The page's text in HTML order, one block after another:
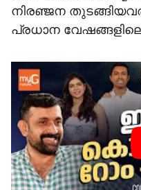
നിരഞ്ജന
പ്രധാന